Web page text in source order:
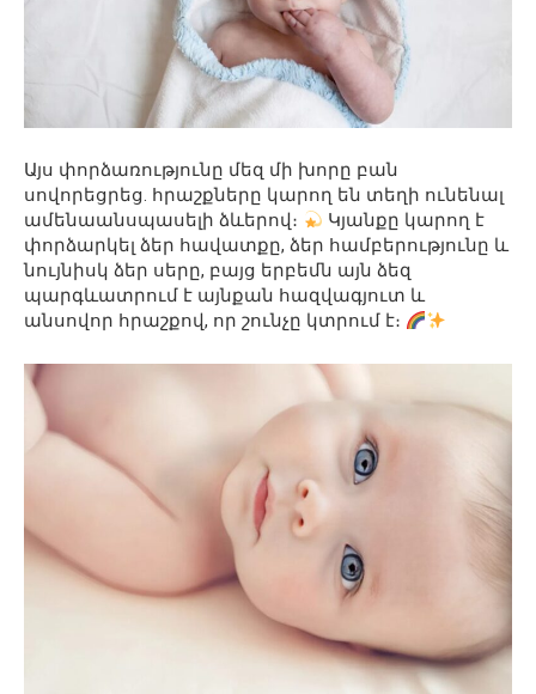
Այս փորձառությունը մեզ մի խորը բան
սովորեցրեց. հրաշքները կարող են տեղի ունենալ
ամենաանսպասելի ձևերով։
Կյանքը կարող է
փորձարկել ձեր հավատքը, ձեր համբերությունը և
նույնիսկ ձեր սերը, բայց երբեմն այն ձեզ
պարգևատրում է այնքան հազվագյուտ և
անսովոր հրաշքով, որ շունչը կտրում է։